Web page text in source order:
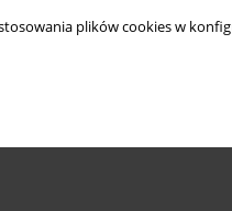
plików cookies w